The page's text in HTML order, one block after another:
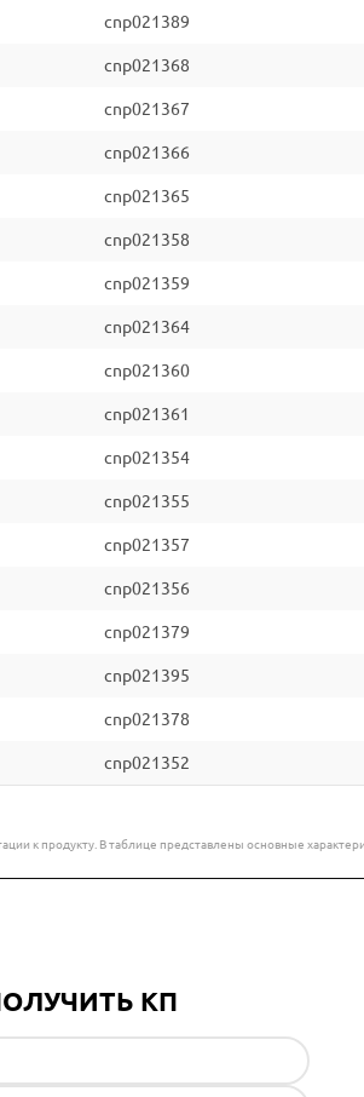
cnp021389
cnp021368
cnp021367
cnp021366
cnp021365
cnp021358
cnp021359
cnp021364
cnp021360
cnp021361
cnp021354
cnp021355
cnp021357
cnp021356
cnp021379
cnp021395
cnp021378
cnp021352
к продукту. В таблице представлены основные
КП